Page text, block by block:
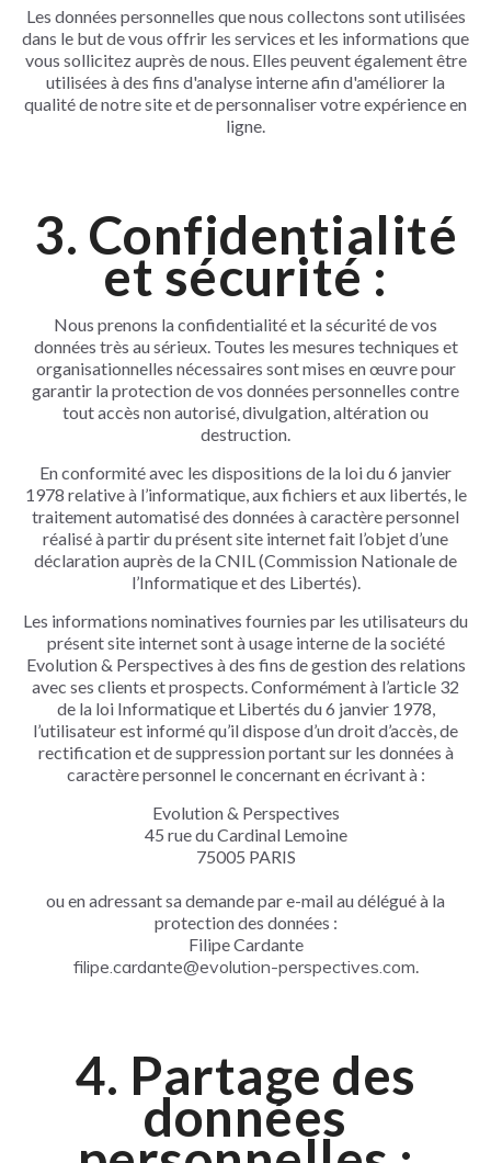
Les données personnelles que nous collectons sont utilisées
dans le but de vous offrir les services et les informations que
vous sollicitez auprès de nous. Elles peuvent également être
utilisées à des fins d'analyse interne afin d'améliorer la
qualité de notre site et de personnaliser votre expérience en
ligne.
3. Confidentialité
et sécurité :
Nous prenons la confidentialité et la sécurité de vos
données très au sérieux. Toutes les mesures techniques et
organisationnelles nécessaires sont mises en œuvre pour
garantir la protection de vos données personnelles contre
tout accès non autorisé, divulgation, altération ou
destruction.
En conformité avec les dispositions de la loi du 6 janvier
1978 relative à l’informatique, aux fichiers et aux libertés, le
traitement automatisé des données à caractère personnel
réalisé à partir du présent site internet fait l’objet d’une
déclaration auprès de la CNIL (Commission Nationale de
l’Informatique et des Libertés).
Les informations nominatives fournies par les utilisateurs du
présent site internet sont à usage interne de la société
Evolution & Perspectives à des fins de gestion des relations
avec ses clients et prospects. Conformément à l’article 32
de la loi Informatique et Libertés du 6 janvier 1978,
l’utilisateur est informé qu’il dispose d’un droit d’accès, de
rectification et de suppression portant sur les données à
caractère personnel le concernant en écrivant à :
Evolution & Perspectives
45 rue du Cardinal Lemoine
75005 PARIS
ou en adressant sa demande par e-mail au délégué à la
protection des données :
Filipe Cardante
filipe.cardante@evolution-perspectives.com.
4. Partage des
données